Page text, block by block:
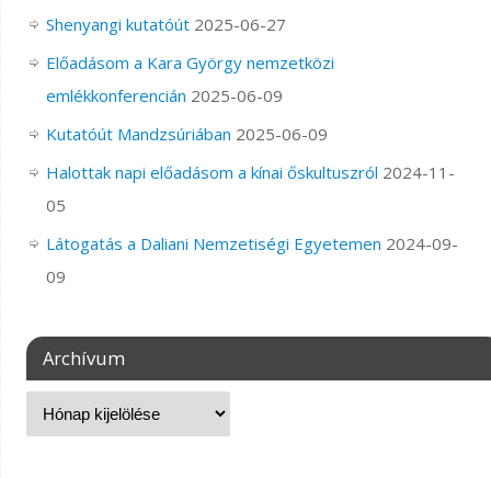
Shenyangi kutatóút 2025-06-27
Előadásom a Kara György nemzetközi
emlékkonferencián 2025-06-09
Kutatóút Mandzsúriában 2025-06-09
Halottak napi előadásom a kínai őskultuszról 2024-11-
05
Látogatás a Daliani Nemzetiségi Egyetemen 2024-09-
09
Archívum